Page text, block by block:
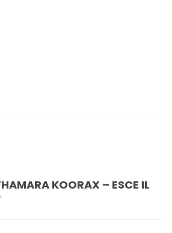
KOORAX – ESCE IL